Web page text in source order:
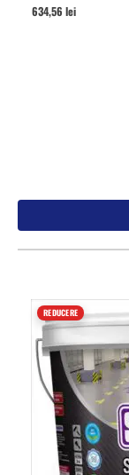
REDUCERE
634,56lei